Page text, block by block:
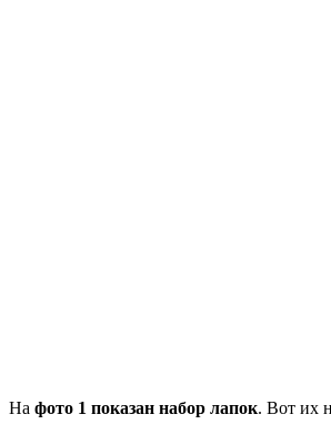
На фото 1 показан набор лапок. Вот их